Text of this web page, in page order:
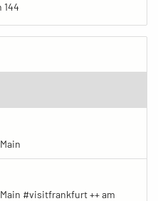
144
#visitfrankfurt ++ am